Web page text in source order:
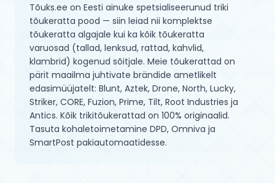
Tõuks.ee on Eesti ainuke spetsialiseerunud triki
tõukeratta pood — siin leiad nii komplektse
tõukeratta algajale kui ka kõik tõukeratta
varuosad (tallad, lenksud, rattad, kahvlid,
klambrid) kogenud sõitjale. Meie tõukerattad on
pärit maailma juhtivate brändide ametlikelt
edasimüüjatelt: Blunt, Aztek, Drone, North, Lucky,
Striker, CORE, Fuzion, Prime, Tilt, Root Industries ja
Antics. Kõik trikitõukerattad on 100% originaalid.
Tasuta kohaletoimetamine DPD, Omniva ja
SmartPost pakiautomaatidesse.